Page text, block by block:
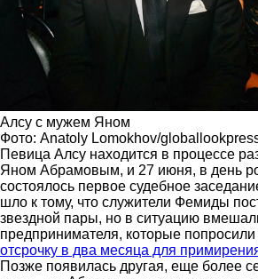
Алсу с мужем Яном
Фото: Anatoly Lomokhov/
Певица Алсу находится в процессе
Яном Абрамовым, и 27 июня, в день
состоялось первое судебное
шло к тому, что служители Фемиды
звездной пары, но в ситуацию
предпринимателя, которые попросили
отсрочку в два месяца для
Позже появилась другая, еще более